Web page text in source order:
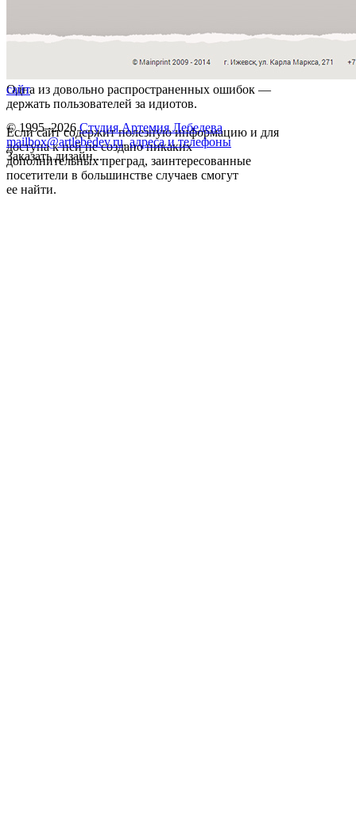
Одна из довольно распространенных ошибок —
держать пользователей за идиотов.
Если сайт содержит полезную информацию и для
доступа к ней не создано никаких
дополнительных преград, заинтересованные
посетители в большинстве случаев смогут
ее найти.
сайт
© 1995–2026 Студия Артемия Лебедева
mailbox@artlebedev.ru, адреса и телефоны
Заказать дизайн...